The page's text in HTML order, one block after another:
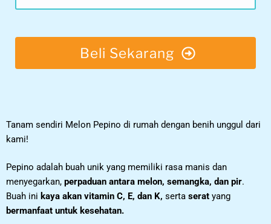
Beli Sekarang
Tanam sendiri Melon Pepino di rumah dengan benih unggul dari
kami!
Pepino adalah buah unik yang memiliki rasa manis dan
menyegarkan, perpaduan antara melon, semangka, dan pir.
Buah ini kaya akan vitamin C, E, dan K, serta serat yang
bermanfaat untuk kesehatan.